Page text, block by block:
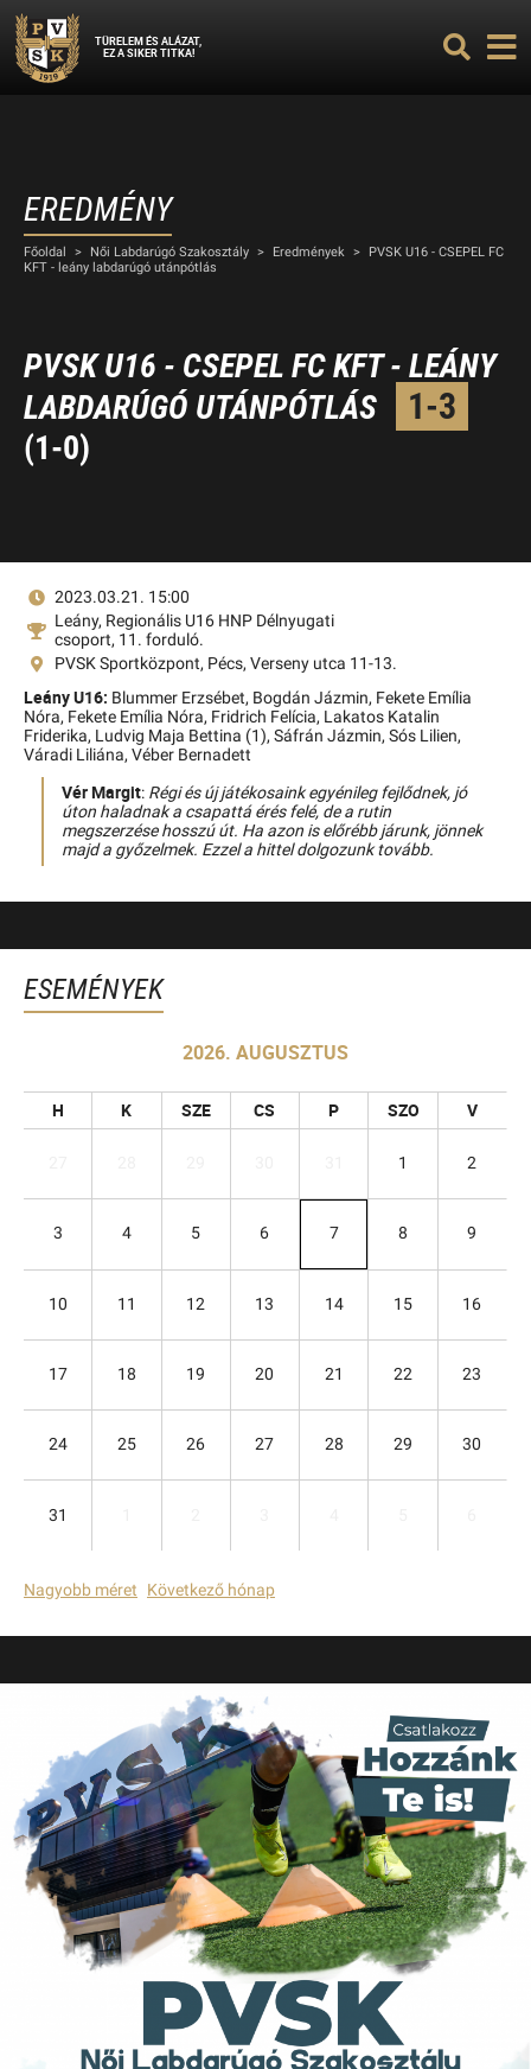
TÜRELEM ÉS ALÁZAT,
EZ A SIKER TITKA!
EREDMÉNY
Főoldal > Női Labdarúgó Szakosztály > Eredmények >
PVSK U16 - CSEPEL FC
KFT - leány labdarúgó utánpótlás
PVSK U16 - CSEPEL FC KFT - LEÁNY
LABDARÚGÓ UTÁNPÓTLÁS
1-3
(1-0)
2023.03.21. 15:00
Leány, Regionális U16 HNP Délnyugati
csoport, 11. forduló.
PVSK Sportközpont, Pécs, Verseny utca 11-13.
Leány U16: Blummer Erzsébet, Bogdán Jázmin, Fekete Emília
Nóra, Fekete Emília Nóra, Fridrich Felícia, Lakatos Katalin
Friderika, Ludvig Maja Bettina (1), Sáfrán Jázmin, Sós Lilien,
Váradi Liliána, Véber Bernadett
Vér Margit: Régi és új játékosaink egyénileg fejlődnek, jó
úton haladnak a csapattá érés felé, de a rutin
megszerzése hosszú út. Ha azon is előrébb járunk, jönnek
majd a győzelmek. Ezzel a hittel dolgozunk tovább.
ESEMÉNYEK
2026. AUGUSZTUS
H K SZE CS P SZO V
1 2
3 4 5 6 7 8 9
10 11 12 13 14 15 16
17 18 19 20 21 22 23
24 25 26 27 28 29 30
31
Nagyobb méret Következő hónap